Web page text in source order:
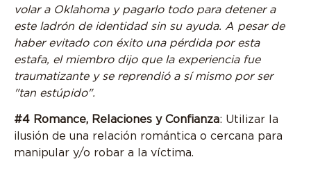
volar a Oklahoma y pagarlo todo para detener a
este ladrón de identidad sin su ayuda. A pesar de
haber evitado con éxito una pérdida por esta
estafa, el miembro dijo que la experiencia fue
traumatizante y se reprendió a sí mismo por ser
"tan estúpido".
#4 Romance, Relaciones y Confianza: Utilizar la
ilusión de una relación romántica o cercana para
manipular y/o robar a la víctima.